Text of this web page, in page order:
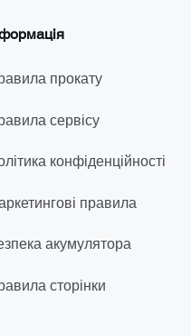
прокату
сервісу
конфіденційності
правила
акумулятора
сторінки